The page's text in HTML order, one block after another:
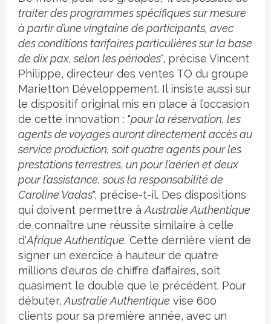
traiter des programmes spécifiques sur mesure
à partir d’une vingtaine de participants, avec
des conditions tarifaires particulières sur la base
de dix pax, selon les périodes", précise Vincent
Philippe, directeur des ventes TO du groupe
Marietton Développement. Il insiste aussi sur
le dispositif original mis en place à l’occasion
de cette innovation : "pour la réservation, les
agents de voyages auront directement accès au
service production, soit quatre agents pour les
prestations terrestres, un pour l’aérien et deux
pour l’assistance, sous la responsabilité de
Caroline Vadas", précise-t-il. Des dispositions
qui doivent permettre àAustralie Authentique
de connaître une réussite similaire à celle
d'Afrique Authentique. Cette dernière vient de
signer un exercice à hauteur de quatre
millions d'euros de chiffre d’affaires, soit
quasiment le double que le précédent. Pour
débuter,Australie Authentique vise 600
clients pour sa première année, avec un